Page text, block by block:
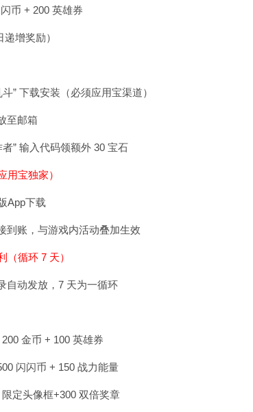
币 + 200 英雄券
增奖励）
” 下载安装（必须应用宝渠道）
至邮箱
” 输入代码领额外 30 宝石
用宝独家）
到账，与游戏内活动叠加生效
（循环 7 天）
自动发放，7 天为一循环
金币 + 100 英雄券
闪闪币 + 150 战力能量
定头像框+300 双倍奖章